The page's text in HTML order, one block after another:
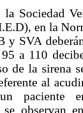
Sociedad
en la
y SVA
a 110
de la sirena
al
paciente
se observan